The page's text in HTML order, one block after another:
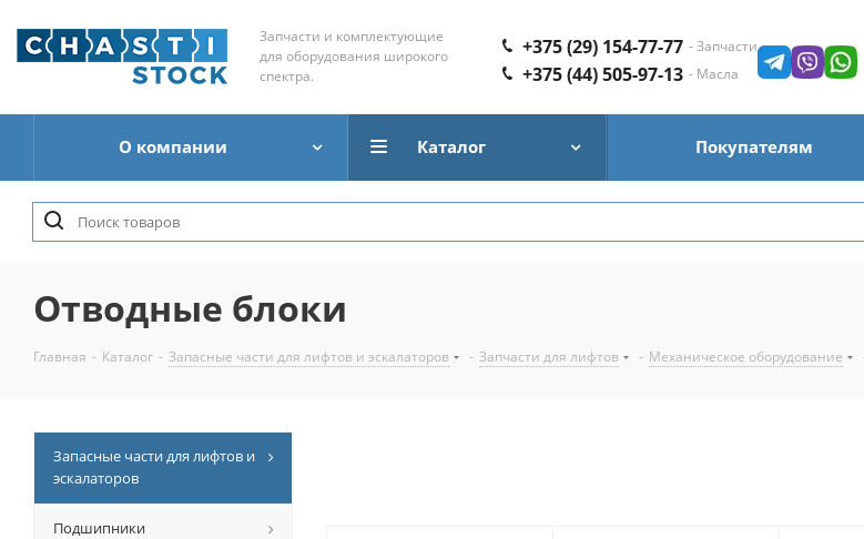
Запчасти и комплектующие
для оборудования широкого
спектра.
+375 (29) 154-77-77 - Запчасти
+375 (44) 505-97-13 - Масла
О компании Каталог Покупателям
Отводные блоки
Главная - Каталог - Запасные части для лифтов и эскалаторов - Запчасти для лифтов - Механическое оборудование
Запасные части для лифтов и
эскалаторов
Подшипники